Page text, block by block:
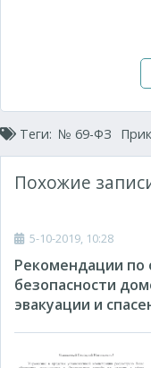
Теги: № 69-ФЗ
Похожие
5-10-2019, 10:28
Рекомендации
безопасности
эвакуации и